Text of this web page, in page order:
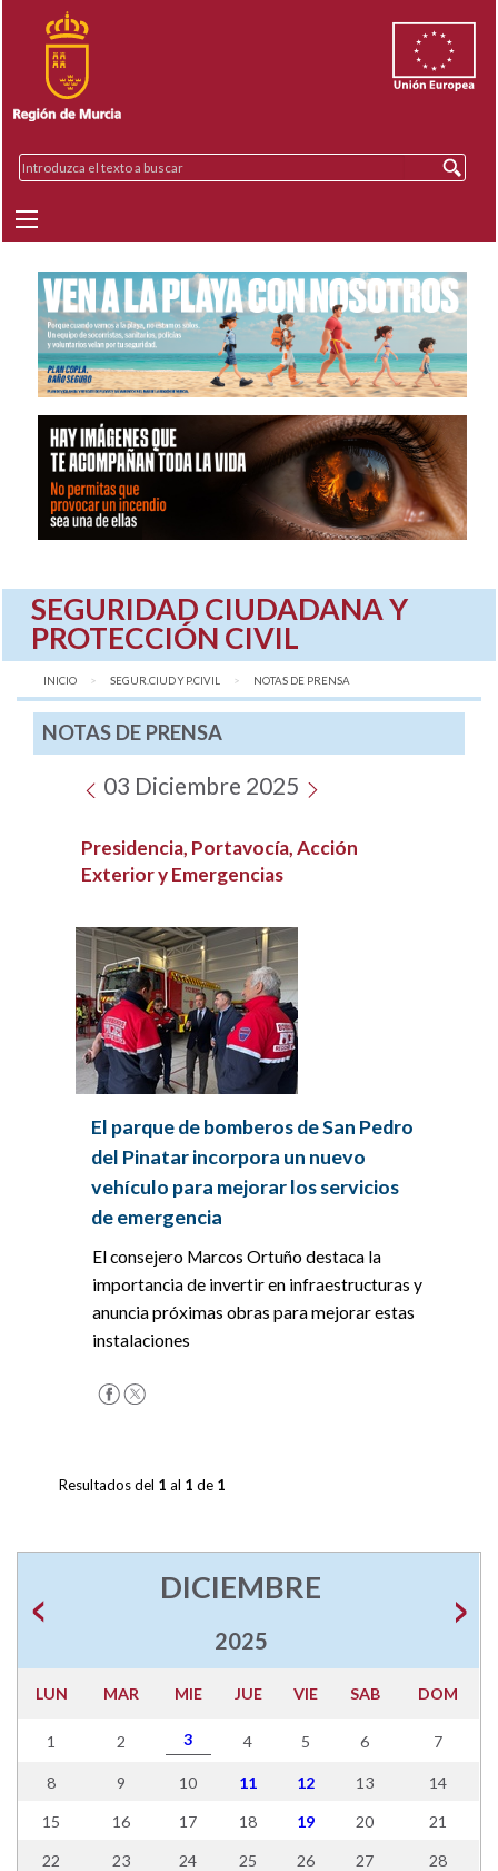
SEGURIDAD CIUDADANA Y
PROTECCIÓN CIVIL
INICIO SEGUR.CIUD Y P.CIVIL AQUÍ:
NOTAS DE PRENSA
NOTAS DE PRENSA
03 Diciembre 2025
Presidencia, Portavocía, Acción
Exterior y Emergencias
El parque de bomberos de San Pedro
del Pinatar incorpora un nuevo
vehículo para mejorar los servicios
de emergencia
El consejero Marcos Ortuño destaca la
importancia de invertir en infraestructuras y
anuncia próximas obras para mejorar estas
instalaciones
Resultados del 1 al 1de 1
DICIEMBRE
2025
LUN MAR MIE JUE VIE SAB DOM
1 2 3 4 5 6 7
8 9 10 11 12 13 14
15 16 17 18 19 20 21
22 23 24 25 26 27 28